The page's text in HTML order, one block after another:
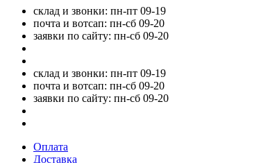
склад и звонки: пн-пт 09-19
почта и вотсап: пн-сб 09-20
заявки по сайту: пн-сб 09-20
склад и звонки: пн-пт 09-19
почта и вотсап: пн-сб 09-20
заявки по сайту: пн-сб 09-20
Оплата
Доставка